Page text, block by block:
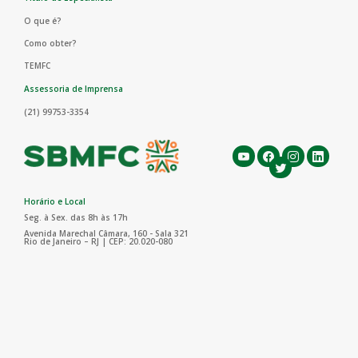
O que é?
Como obter?
TEMFC
Assessoria de Imprensa
(21) 99753-3354
Horário e Local
Seg. à Sex. das 8h às 17h
Avenida Marechal Câmara, 160 - Sala 321
Rio de Janeiro – RJ | CEP: 20.020-080